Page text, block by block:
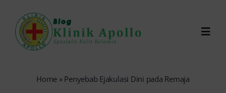
content
Home » Penyebab Ejakulasi Dini pada Remaja